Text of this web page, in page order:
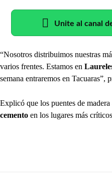
Unite al canal
“Nosotros distribuimos nuestras
varios frentes. Estamos en
semana entraremos en Tacuaras”,
Explicó que los puentes de
cemento en los lugares más